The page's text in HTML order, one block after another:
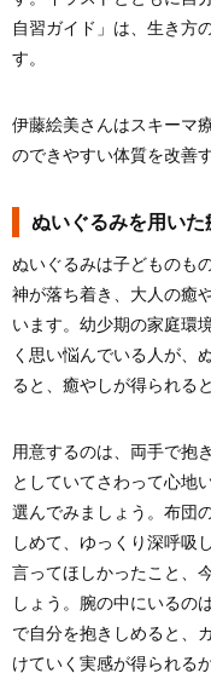
自習ガイド」は、生き方
す。
伊藤絵美さんはスキーマ
のできやすい体質を改善
ぬいぐるみを用いた
ぬいぐるみは子どものも
神が落ち着き、大人の癒
います。幼少期の家庭環
く思い悩んでいる人が、
ると、癒やしが得られる
用意するのは、両手で抱
としていてさわって心地
選んでみましょう。布団
しめて、ゆっくり深呼吸
言ってほしかったこと、
しょう。腕の中にいるの
で自分を抱きしめると、
けていく実感が得られる